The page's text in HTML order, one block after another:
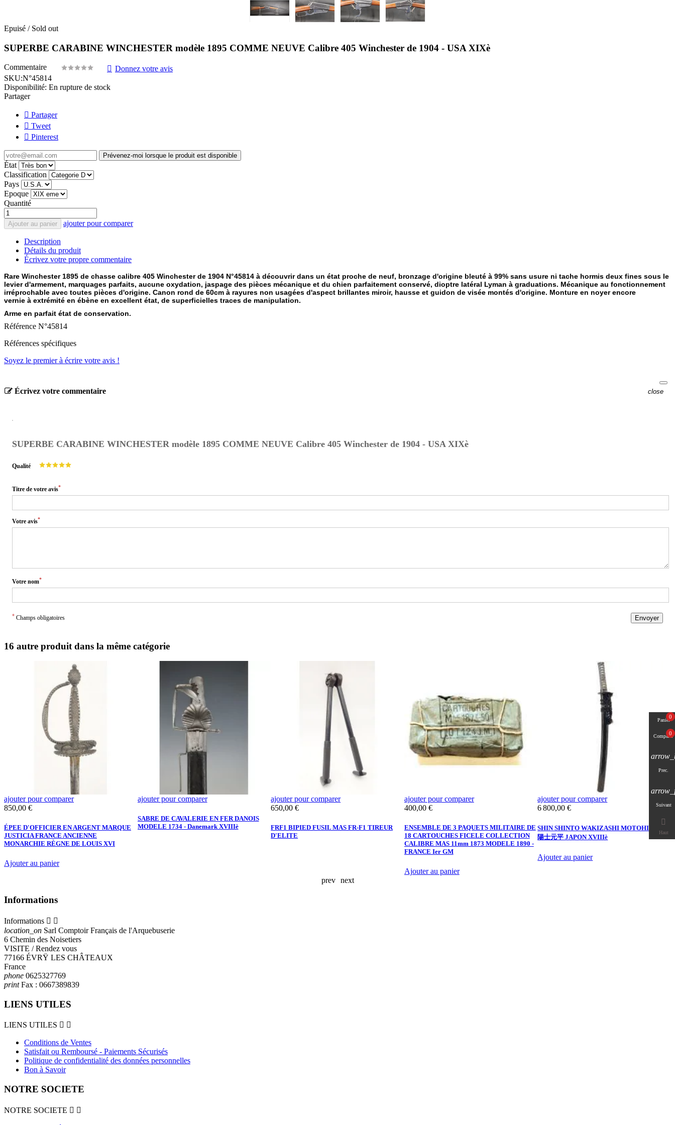
Epuisé / Sold out
SUPERBE CARABINE WINCHESTER modèle 1895 COMME NEUVE Calibre 405 Winchester de 1904 - USA XIXè
Commentaire
Donnez votre avis
SKU:N°45814
Disponibilité: En rupture de stock
Partager
Partager
Tweet
Pinterest
Prévenez-moi lorsque le produit est disponible
État
Classification
Pays
Epoque
Quantité
Ajouter au panier ajouter pour comparer
Description
Détails du produit
Écrivez votre propre commentaire
Rare Winchester 1895 de chasse calibre 405 Winchester de 1904 N°45814 à découvrir dans un état proche de neuf, bronzage d'origine bleuté à 99% sans usure ni tache hormis deux fines sous le
levier d'armement, marquages parfaits, aucune oxydation, jaspage des pièces mécanique et du chien parfaitement conservé, dioptre latéral Lyman à graduations. Mécanique au fonctionnement
irréprochable avec toutes pièces d'origine. Canon rond de 60cm à rayures non usagées d'aspect brillantes miroir, hausse et guidon de visée montés d'origine. Monture en noyer encore
vernie à extrémité en ébène en excellent état, de superficielles traces de manipulation.
Arme en parfait état de conservation.
Référence N°45814
Références spécifiques
Soyez le premier à écrire votre avis !
Écrivez votre commentaire close
SUPERBE CARABINE WINCHESTER modèle 1895 COMME NEUVE Calibre 405 Winchester de 1904 - USA XIXè
Qualité
Titre de votre avis*
Votre avis*
Votre nom*
* Champs obligatoires Envoyer
16 autre produit dans la même catégorie
ajouter pour comparer
Prix
850,00 €
ÉPEE D'OFFICIER EN ARGENT MARQUE
JUSTICIA FRANCE ANCIENNE
MONARCHIE RÈGNE DE LOUIS XVI
Ajouter au panier
ajouter pour comparer
SABRE DE CAVALERIE EN FER DANOIS
MODELE 1734 - Danemark XVIIIè
ajouter pour comparer
Prix
650,00 €
FRF1 BIPIED FUSIL MAS FR-F1 TIREUR
D'ELITE
ajouter pour comparer
Prix
400,00 €
ENSEMBLE DE 3 PAQUETS MILITAIRE DE
18 CARTOUCHES FICELE COLLECTION
CALIBRE MAS 11mm 1873 MODELE 1890 -
FRANCE Ier GM
Ajouter au panier
ajouter pour comparer
Prix
6 800,00 €
SHIN SHINTO WAKIZASHI MOTOHIRA 薩
陽士元平 JAPON XVIIIè
Ajouter au panier
prev next
Informations
Informations  
location_on Sarl Comptoir Français de l'Arquebuserie
6 Chemin des Noisetiers
VISITE / Rendez vous
77166 ÉVRŸ LES CHÂTEAUX
France
phone 0625327769
printFax : 0667389839
LIENS UTILES
LIENS UTILES  
Conditions de Ventes
Satisfait ou Remboursé - Paiements Sécurisés
Politique de confidentialité des données personnelles
Bon à Savoir
NOTRE SOCIETE
NOTRE SOCIETE  
Panier
0
Comparer
0
Prec.
Suivant

Haut